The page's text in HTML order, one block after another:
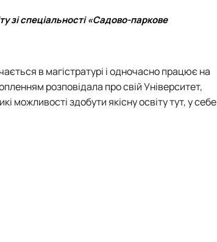
зі спеціальності «Садово-паркове
в магістратурі і одночасно працює на
розповідала про свій Університет,
можливості здобути якісну освіту тут, у себе